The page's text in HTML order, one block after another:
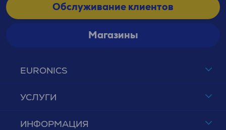
EURONICS
УСЛУГИ
ИНФОРМАЦИЯ
Обслуживание клиентов
Магазины